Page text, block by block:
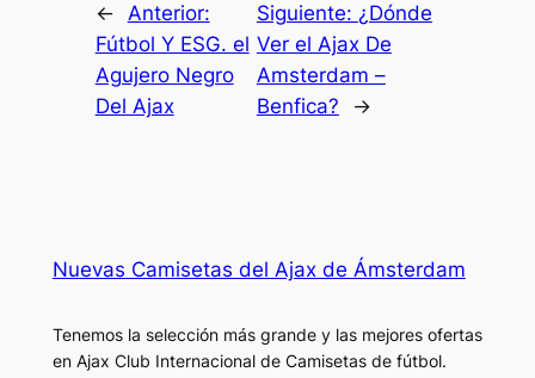
← Anterior:
Fútbol Y ESG. el
Agujero Negro
Del Ajax
Siguiente: ¿Dónde
Ver el Ajax De
Amsterdam –
Benfica?
→
Nuevas Camisetas del Ajax de Ámsterdam
Tenemos la selección más grande y las mejores ofertas
en Ajax Club Internacional de Camisetas de fútbol.